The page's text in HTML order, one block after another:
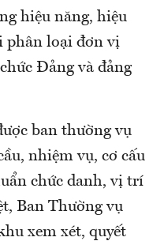
hiệu năng, hiệu
phân loại đơn vị
Đảng và đảng
ban thường vụ
nhiệm vụ, cơ cấu
chức danh, vị trí
Ban Thường vụ
xem xét, quyết